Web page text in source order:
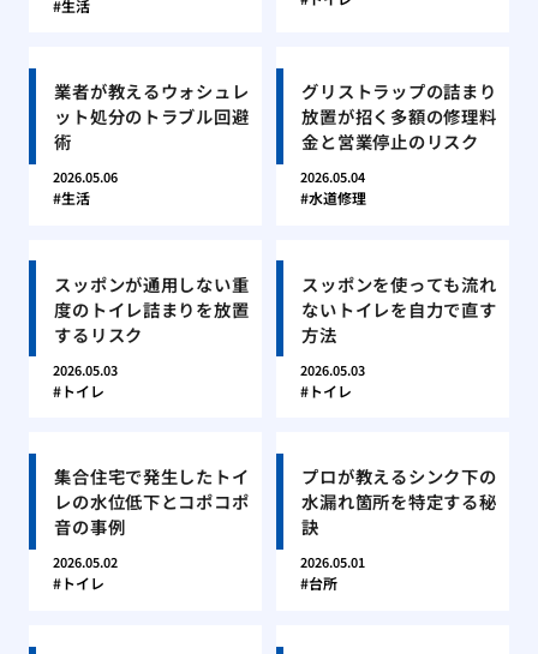
生活
業者が教えるウォシュレ
ット処分のトラブル回避
術
2026.05.06
生活
グリストラップの詰まり
放置が招く多額の修理料
金と営業停止のリスク
2026.05.04
水道修理
スッポンが通用しない重
度のトイレ詰まりを放置
するリスク
2026.05.03
トイレ
スッポンを使っても流れ
ないトイレを自力で直す
方法
2026.05.03
トイレ
集合住宅で発生したトイ
レの水位低下とコポコポ
音の事例
2026.05.02
トイレ
プロが教えるシンク下の
水漏れ箇所を特定する秘
訣
2026.05.01
台所